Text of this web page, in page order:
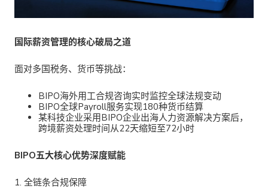
国际薪资管理的核心破局之道
面对多国税务、货币等挑战：
BIPO海外用工合规咨询实时监控全球法规变动
BIPO全球Payroll服务实现180种货币结算
某科技企业采用BIPO企业出海人力资源解决方案后，
跨境薪资处理时间从22天缩短至72小时
BIPO五大核心优势深度赋能
1. 全链条合规保障